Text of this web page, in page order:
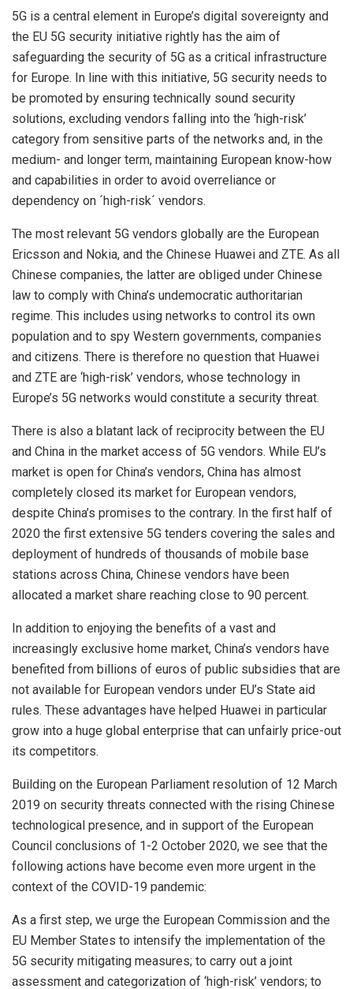
5G is a central element in Europe’s digital sovereignty and
the EU 5G security initiative rightly has the aim of
safeguarding the security of 5G as a critical infrastructure
for Europe. In line with this initiative, 5G security needs to
be promoted by ensuring technically sound security
solutions, excluding vendors falling into the ‘high-risk’
category from sensitive parts of the networks and, in the
medium- and longer term, maintaining European know-how
and capabilities in order to avoid overreliance or
dependency on ´high-risk´ vendors.
The most relevant 5G vendors globally are the European
Ericsson and Nokia, and the Chinese Huawei and ZTE. As all
Chinese companies, the latter are obliged under Chinese
law to comply with China’s undemocratic authoritarian
regime. This includes using networks to control its own
population and to spy Western governments, companies
and citizens. There is therefore no question that Huawei
and ZTE are ‘high-risk’ vendors, whose technology in
Europe’s 5G networks would constitute a security threat.
There is also a blatant lack of reciprocity between the EU
and China in the market access of 5G vendors. While EU’s
market is open for China’s vendors, China has almost
completely closed its market for European vendors,
despite China’s promises to the contrary. In the first half of
2020 the first extensive 5G tenders covering the sales and
deployment of hundreds of thousands of mobile base
stations across China, Chinese vendors have been
allocated a market share reaching close to 90 percent.
In addition to enjoying the benefits of a vast and
increasingly exclusive home market, China’s vendors have
benefited from billions of euros of public subsidies that are
not available for European vendors under EU’s State aid
rules. These advantages have helped Huawei in particular
grow into a huge global enterprise that can unfairly price-out
its competitors.
Building on the European Parliament resolution of 12 March
2019 on security threats connected with the rising Chinese
technological presence, and in support of the European
Council conclusions of 1-2 October 2020, we see that the
following actions have become even more urgent in the
context of the COVID-19 pandemic:
As a first step, we urge the European Commission and the
EU Member States to intensify the implementation of the
5G security mitigating measures; to carry out a joint
assessment and categorization of ‘high-risk’ vendors; to